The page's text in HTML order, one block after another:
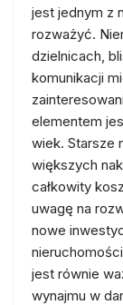
jest jednym z
rozważyć.
dzielnicach,
komunikacji
elementem
wiek. Starsze
większych
całkowity
uwagę na
nowe
jest równie
wynajmu w